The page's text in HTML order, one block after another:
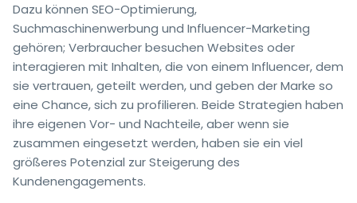
Dazu können SEO-Optimierung,
Suchmaschinenwerbung und Influencer-Marketing
gehören; Verbraucher besuchen Websites oder
interagieren mit Inhalten, die von einem Influencer, dem
sie vertrauen, geteilt werden, und geben der Marke so
eine Chance, sich zu profilieren. Beide Strategien haben
ihre eigenen Vor- und Nachteile, aber wenn sie
zusammen eingesetzt werden, haben sie ein viel
größeres Potenzial zur Steigerung des
Kundenengagements.